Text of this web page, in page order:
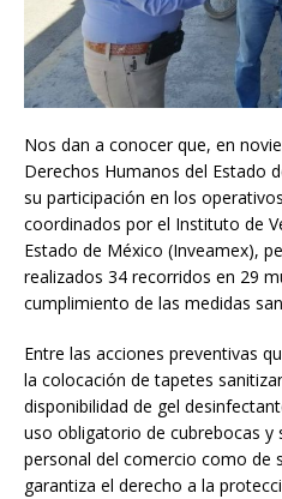
Nos dan a conocer que, en
Derechos Humanos del Estado
su participación en los
coordinados por el Instituto de
Estado de México (Inveamex),
realizados 34 recorridos en 29
cumplimiento de las medidas
Entre las acciones preventivas
la colocación de tapetes
disponibilidad de gel
uso obligatorio de cubrebocas y
personal del comercio como de
garantiza el derecho a la